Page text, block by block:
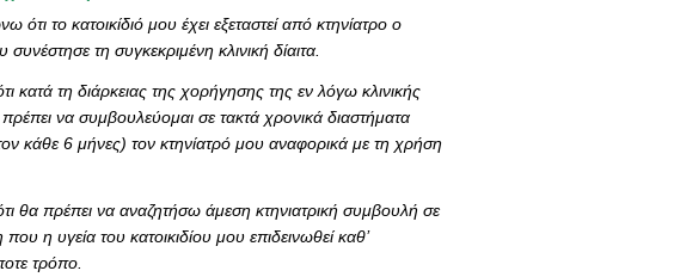
ότι το κατοικίδιό μου έχει εξεταστεί από κτηνίατρο ο
τη συγκεκριμένη κλινική δίαιτα.
κατά τη διάρκειας της χορήγησης της εν λόγω κλινικής
πρέπει να συμβουλεύομαι σε τακτά χρονικά διαστήματα
κάθε 6 μήνες) τον κτηνίατρό μου αναφορικά με τη χρήση
θα πρέπει να αναζητήσω άμεση κτηνιατρική συμβουλή σε
η υγεία του κατοικιδίου μου επιδεινωθεί καθ’
τρόπο.